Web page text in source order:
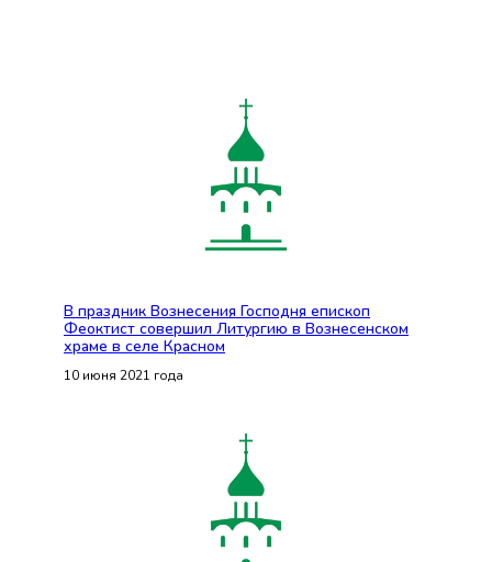
В праздник Вознесения Господня епископ
Феоктист совершил Литургию в Вознесенском
храме в селе Красном
10 июня 2021 года